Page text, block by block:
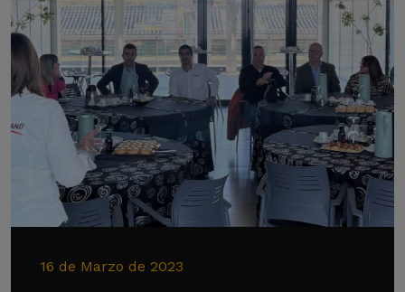
16 de Marzo de 2023